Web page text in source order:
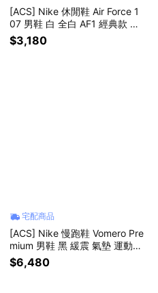
[ACS] Nike 休閒鞋 Air Force 1
07 男鞋 白 全白 AF1 經典款 小
白鞋 CW2288111
$3,180
宅配商品
[ACS] Nike 慢跑鞋 Vomero Pre
mium 男鞋 黑 緩震 氣墊 運動鞋
厚底 HQ2050-002
$6,480